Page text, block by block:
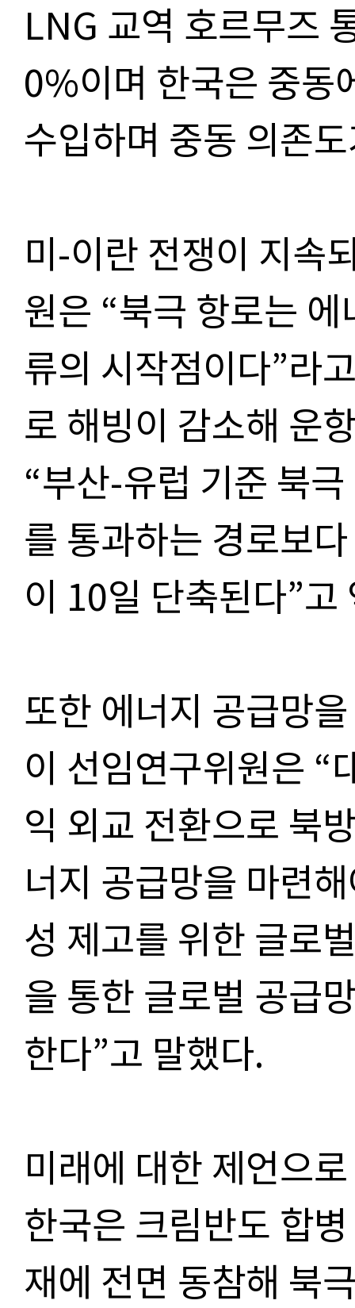
LNG 교역 호르무즈
0%이며 한국은 중동
수입하며 중동 의존
미-이란 전쟁이 지속
원은 “북극 항로는
류의 시작점이다”라
로 해빙이 감소해 운
“부산-유럽 기준 북
를 통과하는 경로보
이 10일 단축된다”
또한 에너지 공급망
이 선임연구위원은 “
익 외교 전환으로 북
너지 공급망을 마련
성 제고를 위한 글로
을 통한 글로벌 공급
한다”고 말했다.
미래에 대한 제언으
한국은 크림반도 합
재에 전면 동참해 북